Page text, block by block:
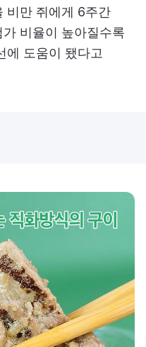
비만 쥐에게 6주간
비율이 높아질수록
에 도움이 됐다고